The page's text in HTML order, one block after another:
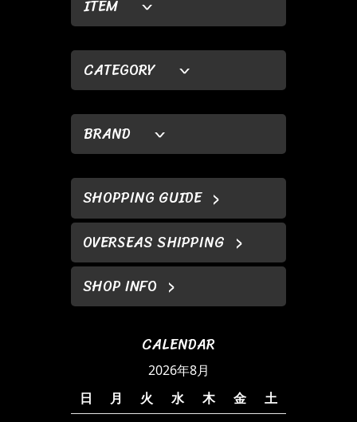
ITEM
CATEGORY
BRAND
SHOPPING GUIDE
OVERSEAS SHIPPING
SHOP INFO
CALENDAR
2026年8月
日
月 火 水 木 金 土